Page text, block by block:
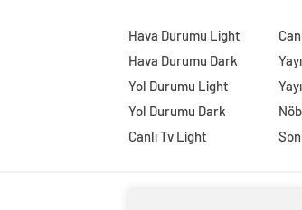
Hava Durumu Light
Hava Durumu Dark
Yol Durumu Light
Yol Durumu Dark
Canlı Tv Light